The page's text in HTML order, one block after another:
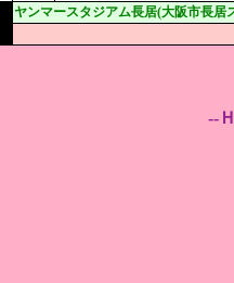
ヤンマースタジアム長居(大阪市長居
--